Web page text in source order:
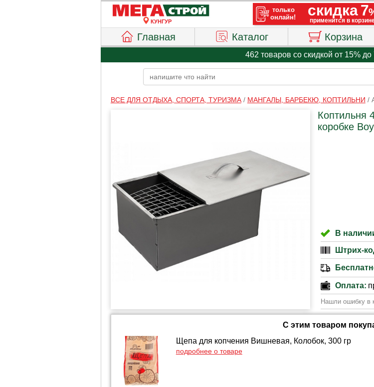
КУНГУР
Главная Каталог Корзина
462 товаров со скидкой от 15% до
ВСЕ ДЛЯ ОТДЫХА, СПОРТА, ТУРИЗМА/ МАНГАЛЫ, БАРБЕКЮ, КОПТИЛЬНИ /
Коптильня
коробке
В
Штрих-
Оплата:
Нашли ошибку в
С этим товаром
Щепа для копчения Вишневая, Колобок, 300 гр
подробнее о товаре